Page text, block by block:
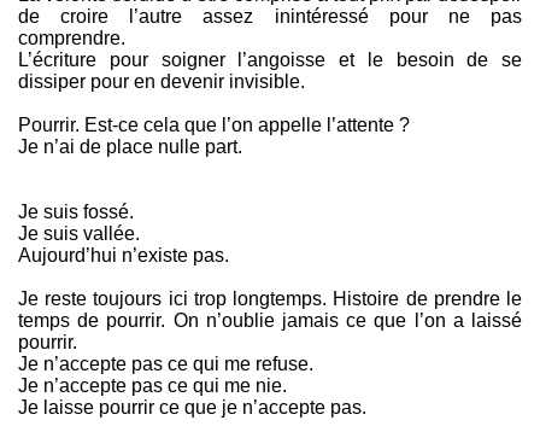
de croire l’autre assez inintéressé pour ne pas
comprendre.
L’écriture pour soigner l’angoisse et le besoin de se
dissiper pour en devenir invisible.
Pourrir. Est-ce cela que l’on appelle l’attente ?
Je n’ai de place nulle part.
Je suis fossé.
Je suis vallée.
Aujourd’hui n’existe pas.
Je reste toujours ici trop longtemps. Histoire de prendre le
temps de pourrir. On n’oublie jamais ce que l’on a laissé
pourrir.
Je n’accepte pas ce qui me refuse.
Je n’accepte pas ce qui me nie.
Je laisse pourrir ce que je n’accepte pas.